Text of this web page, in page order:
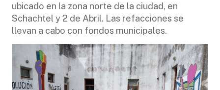
o
n
ubicado en la zona norte de la ciudad, en
Schachtel y 2 de Abril. Las refacciones se
llevan a cabo con fondos municipales.